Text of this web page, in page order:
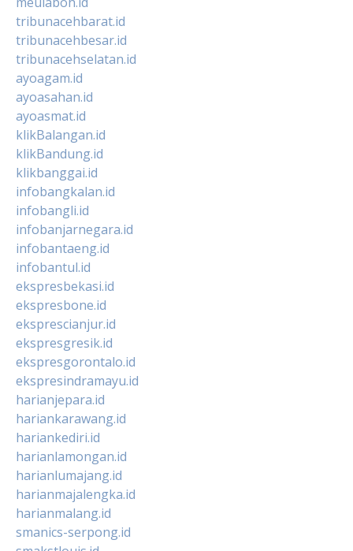
tribunacehbarat.id
tribunacehbesar.id
tribunacehselatan.id
ayoagam.id
ayoasahan.id
ayoasmat.id
klikBalangan.id
klikBandung.id
klikbanggai.id
infobangkalan.id
infobangli.id
infobanjarnegara.id
infobantaeng.id
infobantul.id
ekspresbekasi.id
ekspresbone.id
eksprescianjur.id
ekspresgresik.id
ekspresgorontalo.id
ekspresindramayu.id
harianjepara.id
hariankarawang.id
hariankediri.id
harianlamongan.id
harianlumajang.id
harianmajalengka.id
harianmalang.id
smanics-serpong.id